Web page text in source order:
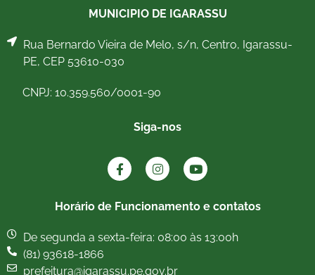
MUNICIPIO DE IGARASSU
Rua Bernardo Vieira de Melo, s/n, Centro, Igarassu-
PE, CEP 53610-030
CNPJ: 10.359.560/0001-90
Siga-nos
Horário de Funcionamento e contatos
De segunda a sexta-feira: 08:00 às 13:00h
(81) 93618-1866
prefeitura@igarassu.pe.gov.br